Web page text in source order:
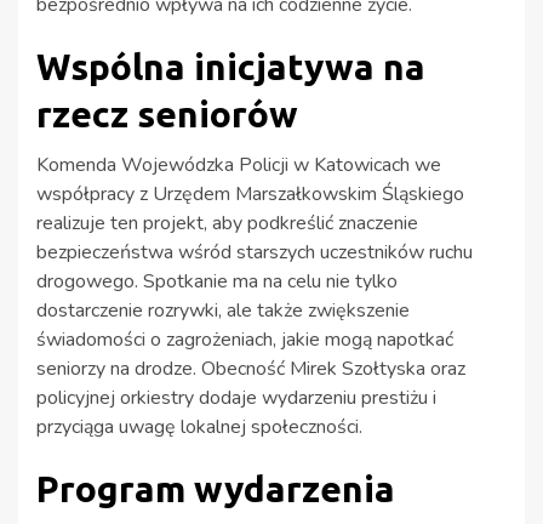
Wspólna inicjatywa na
rzecz seniorów
Komenda Wojewódzka Policji w Katowicach we
współpracy z Urzędem Marszałkowskim Śląskiego
realizuje ten projekt, aby podkreślić znaczenie
bezpieczeństwa wśród starszych uczestników ruchu
drogowego. Spotkanie ma na celu nie tylko
dostarczenie rozrywki, ale także zwiększenie
świadomości o zagrożeniach, jakie mogą napotkać
seniorzy na drodze. Obecność Mirek Szołtyska oraz
policyjnej orkiestry dodaje wydarzeniu prestiżu i
przyciąga uwagę lokalnej społeczności.
Program wydarzenia